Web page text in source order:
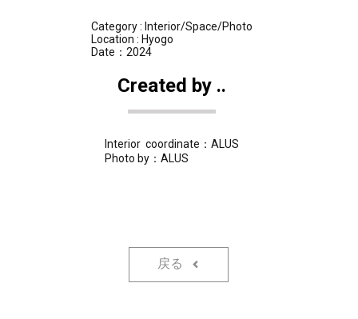
Category : Interior/Space/Photo
Location : Hyogo
Date：2024
Created by ..
Interior coordinate：ALUS
Photo by：ALUS
戻る